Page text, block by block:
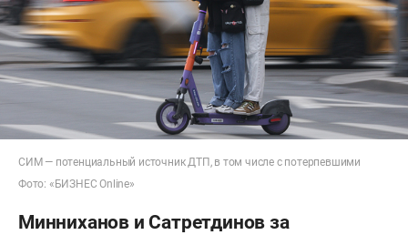
СИМ — потенциальный источник ДТП, в том числе с потерпевшими
Фото: «БИЗНЕС Online»
Минниханов и Сатретдинов за